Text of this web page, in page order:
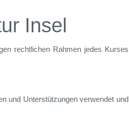
Insel
rechtlichen Rahmen jedes Kurses
und Unterstützungen verwendet und